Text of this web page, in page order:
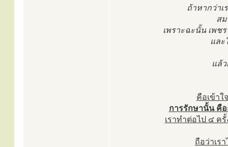
ถ้าหากว่าเ
ส
เพราะฉะนั้น เพช
และ
แล้ว
คือเข้าใ
การรักษานั้น คือ
เราทำต่อไป ๔ ค
ถือว่าเร